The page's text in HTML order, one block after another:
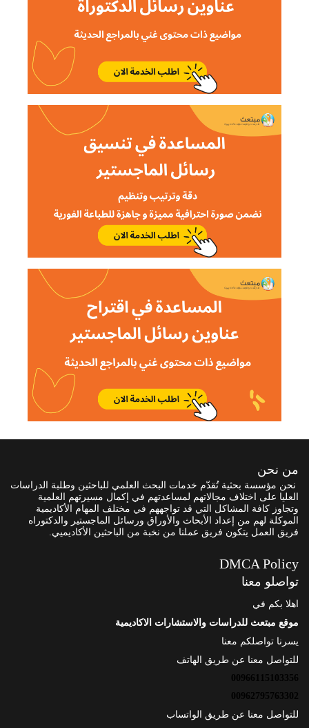
من نحن
نحن مؤسسة بحثية تُقدّم خدمات البحث العلمي للباحثين وطلبة الدراسات
العليا على اختلاف مجالاتهم لمساعدتهم في إكمال مسيرتهم العلمية
وتجاوز كافة المشاكل التي قد تواجههم في مختلف المهام الأكاديمية
الموكلة لهم من إعداد الأبحاث والأوراق ورسائل الماجستير والدكتوراه
فريق العمل يتكون فريق عملنا من نخبة من الباحثين الأكاديميي.
DMCA Policy
تواصلو معنا
اهلا بكم في
موقع مبتعث للدراسات والاستشارات الاكاديمية
يسرنا تواصلكم معنا
للتواصل معنا عن طريق الهاتف
00966115103356
00962795763302
للتواصل معنا عن طريق الواتساب